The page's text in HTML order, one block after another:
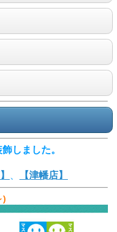
しました。
、 【津幡店】
)